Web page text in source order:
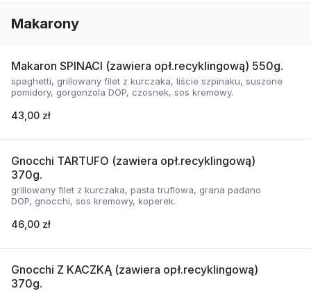
Makarony
Makaron SPINACI (zawiera opł.recyklingową) 550g.
spaghetti, grillowany filet z kurczaka, liście szpinaku, suszone
pomidory, gorgonzola DOP, czosnek, sos kremowy.
43,00 zł
Gnocchi TARTUFO (zawiera opł.recyklingową)
370g.
grillowany filet z kurczaka, pasta truflowa, grana padano
DOP, gnocchi, sos kremowy, koperek.
46,00 zł
Gnocchi Z KACZKĄ (zawiera opł.recyklingową)
370g.